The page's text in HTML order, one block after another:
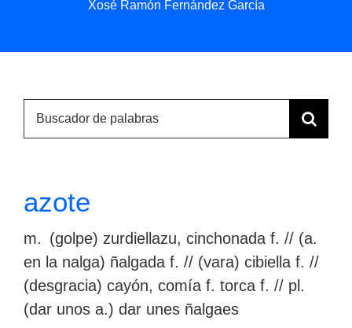
Xosé Ramón Fernández García
Search
for:
azote
m. (golpe) zurdiellazu, cinchonada f. // (a.
en la nalga) ñalgada f. // (vara) cibiella f. //
(desgracia) cayón, comía f. torca f. // pl.
(dar unos a.) dar unes ñalgaes